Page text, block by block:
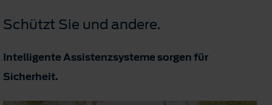
Schützt Sie und andere.
Intelligente Assistenzsysteme sorgen für
Sicherheit.